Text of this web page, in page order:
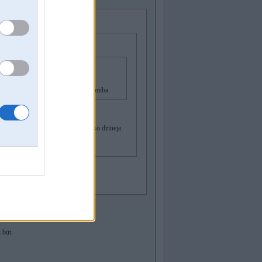
pietiekoša jauda un uzticamība.
750i 1999-2001. Bez gazes.
ellas rezultata aiziet pa sauso dzineja
būt.